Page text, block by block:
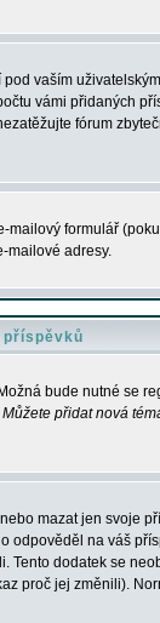
vaším
vámi přidaných
fórum
formulář
mailové adresy.
příspěvků
bude nutné se
Můžete přidat nová
mazat jen svoje
odpověděl na váš
dodatek se
proč jej změnili).